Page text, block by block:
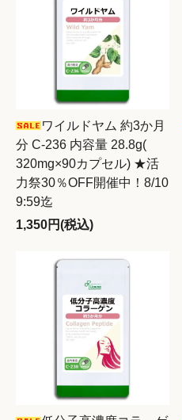
ワイルドヤム 約3か月
分 C-236 内容量 28.8g(
320mg×90カプセル) ★活
力祭30％OFF開催中！8/10
9:59迄
1,350円(税込)